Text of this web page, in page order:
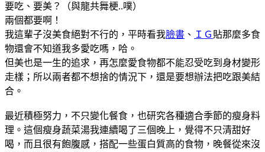
要吃、要美？（與龍共舞梗..噗）
兩個都要啊！
我這輩子沒美食絕對不行的，平時看我臉書 、 ＩＧ 貼那麼多食
物還會不知道我多愛吃嗎，哈。
但美也是一生的追求，再怎麼愛食物都不能忍受吃到身材變形
走樣；所以兩者都不想捨的情況下，還是要想辦法把吃跟美結
合。
最近積極努力，不只變化餐食，也研究各種適合季節的瘦身料
理。這個瘦身蔬菜湯我連續喝了三個晚上，覺得不只清甜好
喝，而且很有飽腹感，搭配一些蛋白質高的食物，晚餐從來沒